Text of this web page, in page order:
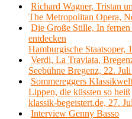
Richard Wagner, Tristan
The Metropolitan Opera,
Die Große Stille, In
entdecken
Hamburgische Staatsoper,
Verdi, La Traviata,
Seebühne Bregenz, 22.
Sommereggers
Lippen, die küssten so heiß
klassik-begeistert.de, 27.
Interview Genny Basso